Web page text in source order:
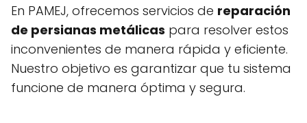
En PAMEJ, ofrecemos servicios de reparación
de persianas metálicas para resolver estos
inconvenientes de manera rápida y eficiente.
Nuestro objetivo es garantizar que tu sistema
funcione de manera óptima y segura.